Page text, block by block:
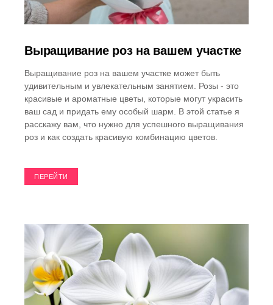
Выращивание роз на вашем участке
Выращивание роз на вашем участке может быть
удивительным и увлекательным занятием. Розы - это
красивые и ароматные цветы, которые могут украсить
ваш сад и придать ему особый шарм. В этой статье я
расскажу вам, что нужно для успешного выращивания
роз и как создать красивую комбинацию цветов.
ПЕРЕЙТИ